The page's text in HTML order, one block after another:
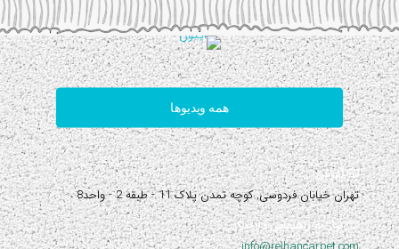
همه ویدیوها
آدرس:
تهران خیابان فردوسی, کوچه تمدن پلاک 11 - طبقه 2 - واحد8
نیاز به راهنمایی دارید؟